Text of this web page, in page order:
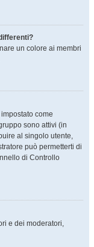
un colore ai membri
come
sono attivi (in
al singolo utente,
può permetterti di
di Controllo
e dei moderatori,